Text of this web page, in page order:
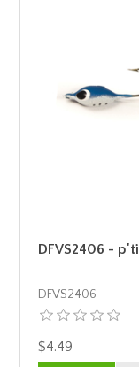
DFVS2406 -
DFVS2406
$4.49